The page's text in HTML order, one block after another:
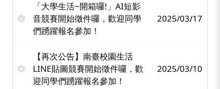
「大學生活~開箱囉!」AI短影
音競賽開始徵件囉，歡迎同學
們踴躍報名參加！
2025/03/17
【再次公告】南臺校園生活
LINE貼圖競賽開始徵件囉，歡
迎同學們踴躍報名參加！
2025/03/10